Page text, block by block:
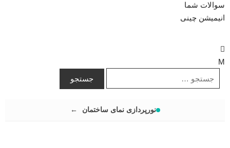
سوالات شما
انیمیشن چینی
نورپردازی نمای ساختمان